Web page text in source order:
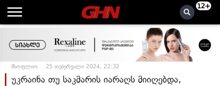
12+
მსოფლიო 25 თებერვალი 2024, 22:32
უკრაინა თუ საკმარის იარაღს მიიღებდა,